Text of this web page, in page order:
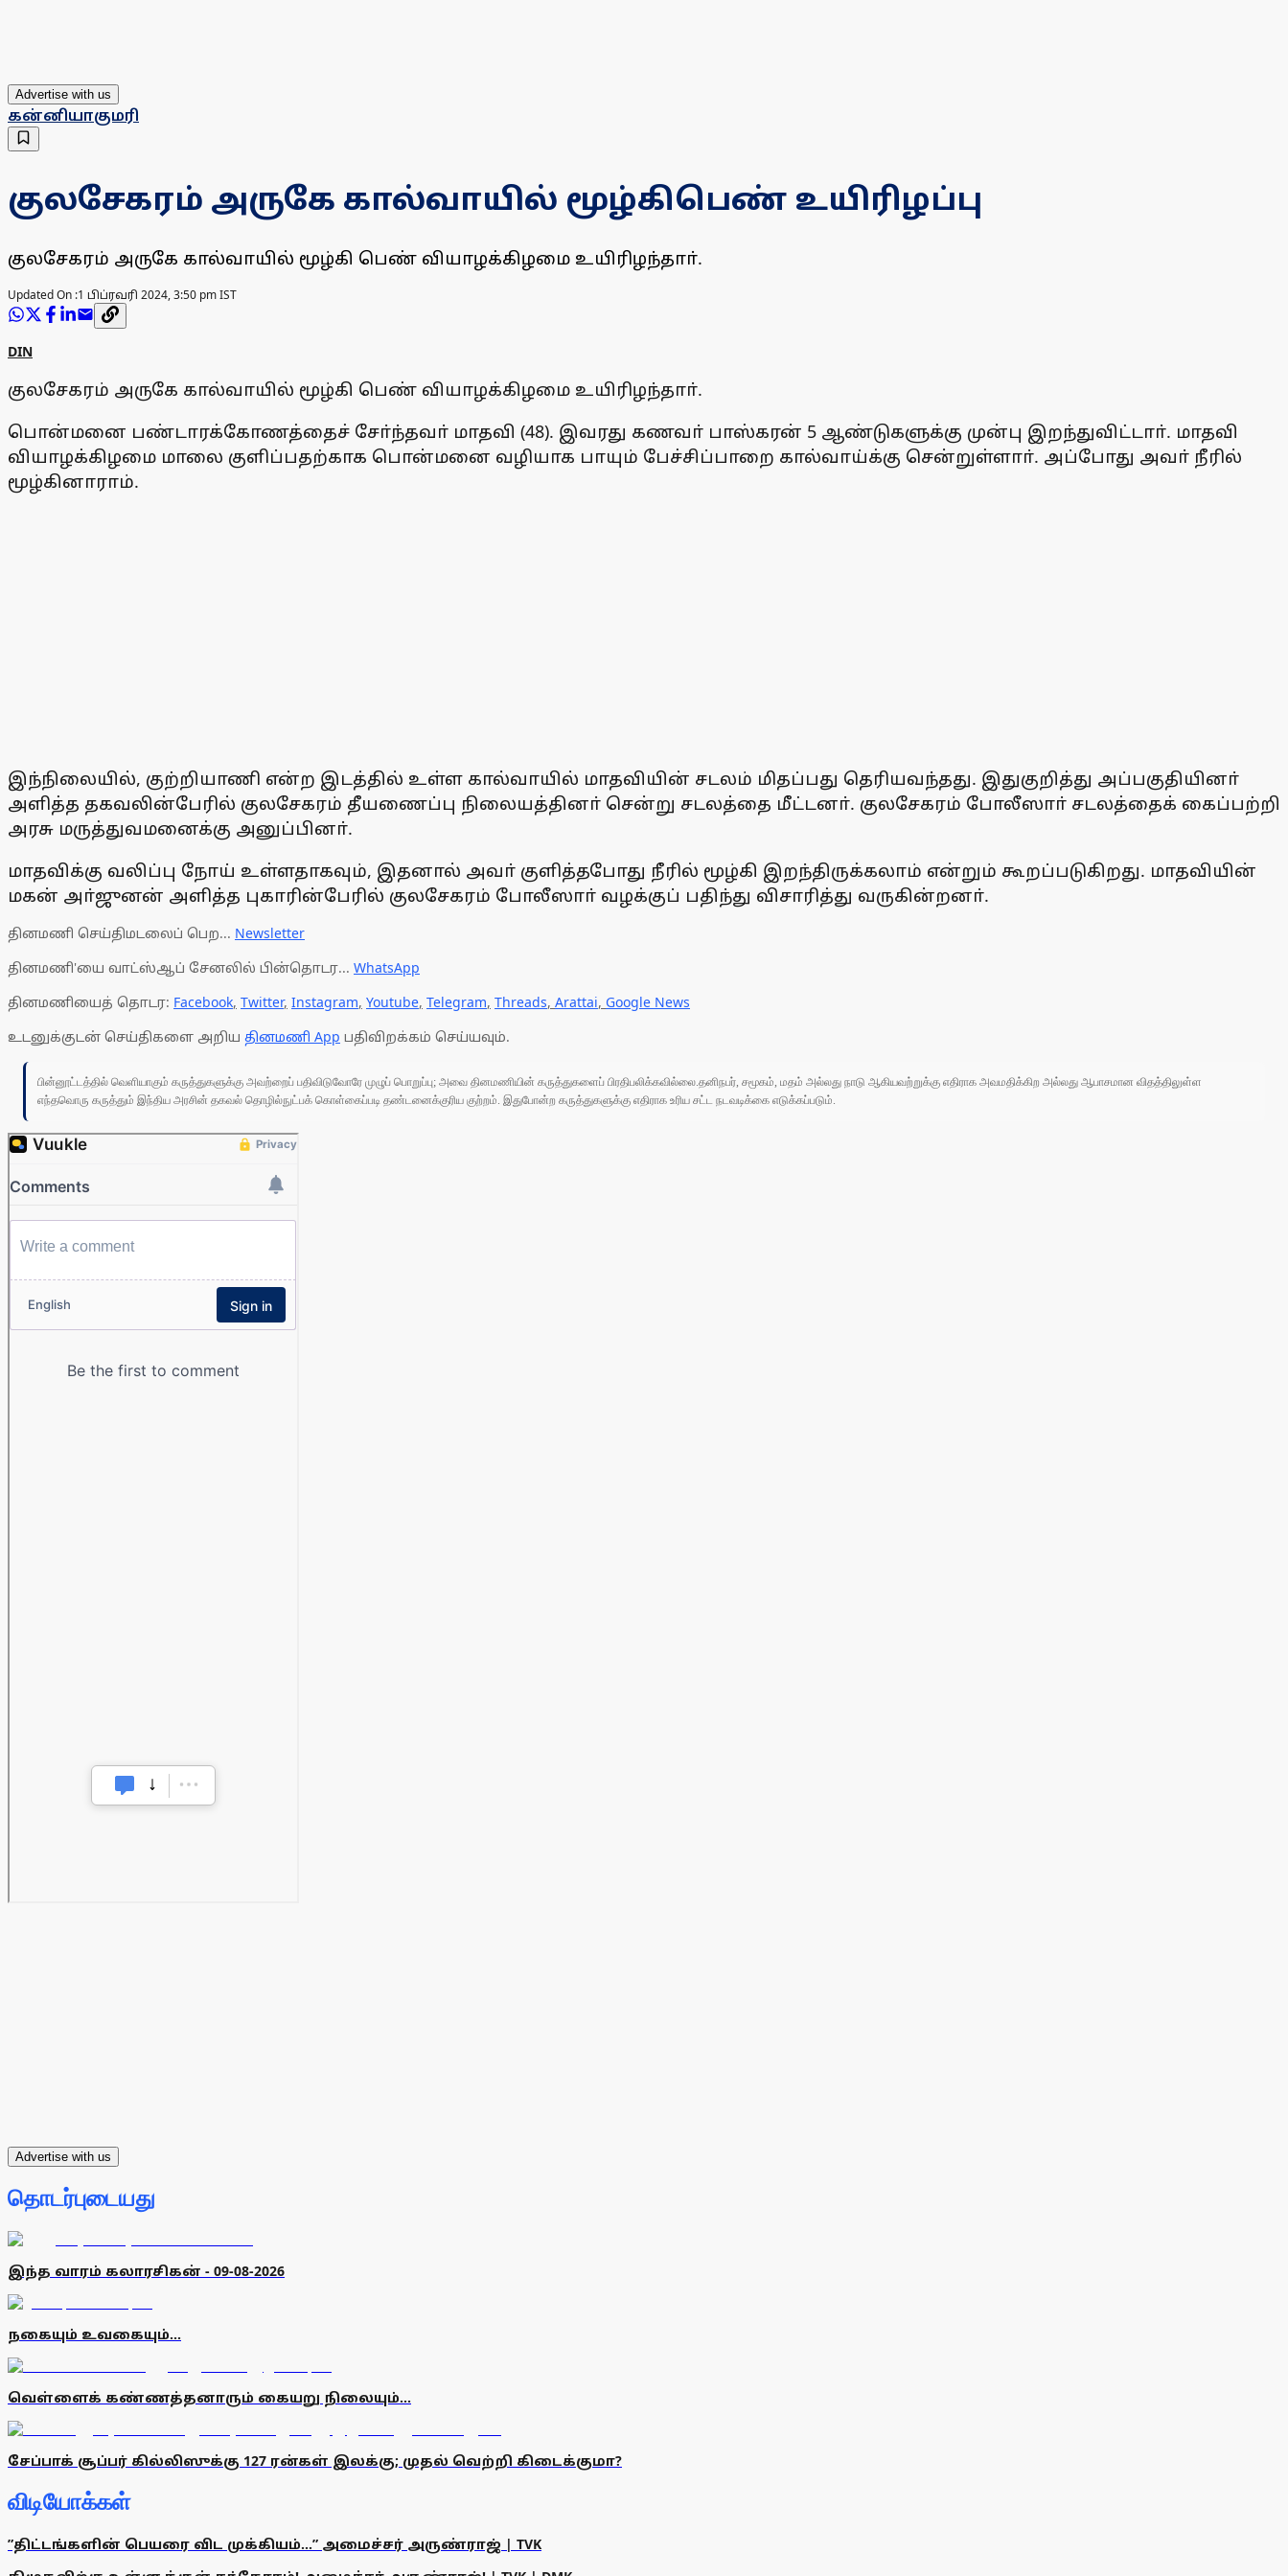
Advertise with us
கன்னியாகுமரி
குலசேகரம் அருகே கால்வாயில் மூழ்கிபெண் உயிரிழப்பு
குலசேகரம் அருகே கால்வாயில் மூழ்கி பெண் வியாழக்கிழமை உயிரிழந்தாா்.
Updated On :1 பிப்ரவரி 2024, 3:50 pm IST
DIN
குலசேகரம் அருகே கால்வாயில் மூழ்கி பெண் வியாழக்கிழமை உயிரிழந்தாா்.
பொன்மனை பண்டாரக்கோணத்தைச் சோ்ந்தவா் மாதவி (48). இவரது கணவா் பாஸ்கரன் 5 ஆண்டுகளுக்கு முன்பு இறந்துவிட்டாா். மாதவி
வியாழக்கிழமை மாலை குளிப்பதற்காக பொன்மனை வழியாக பாயும் பேச்சிப்பாறை கால்வாய்க்கு சென்றுள்ளாா். அப்போது அவா் நீரில்
மூழ்கினாராம்.
இந்நிலையில், குற்றியாணி என்ற இடத்தில் உள்ள கால்வாயில் மாதவியின் சடலம் மிதப்பது தெரியவந்தது. இதுகுறித்து அப்பகுதியினா்
அளித்த தகவலின்பேரில் குலசேகரம் தீயணைப்பு நிலையத்தினா் சென்று சடலத்தை மீட்டனா். குலசேகரம் போலீஸாா் சடலத்தைக் கைப்பற்றி
அரசு மருத்துவமனைக்கு அனுப்பினா்.
மாதவிக்கு வலிப்பு நோய் உள்ளதாகவும், இதனால் அவா் குளித்தபோது நீரில் மூழ்கி இறந்திருக்கலாம் என்றும் கூறப்படுகிறது. மாதவியின்
மகன் அா்ஜுனன் அளித்த புகாரின்பேரில் குலசேகரம் போலீஸாா் வழக்குப் பதிந்து விசாரித்து வருகின்றனா்.
தினமணி செய்திமடலைப் பெற... Newsletter
தினமணி'யை வாட்ஸ்ஆப் சேனலில் பின்தொடர... WhatsApp
தினமணியைத் தொடர: Facebook, Twitter, Instagram, Youtube, Telegram, Threads, Arattai, Google News
உடனுக்குடன் செய்திகளை அறிய தினமணி App பதிவிறக்கம் செய்யவும்.
பின்னூட்டத்தில் வெளியாகும் கருத்துகளுக்கு அவற்றைப் பதிவிடுவோரே முழுப் பொறுப்பு; அவை தினமணியின் கருத்துகளைப் பிரதிபலிக்கவில்லை.தனிநபர், சமூகம், மதம் அல்லது நாடு ஆகியவற்றுக்கு எதிராக அவமதிக்கிற அல்லது ஆபாசமான விதத்திலுள்ள
எந்தவொரு கருத்தும் இந்திய அரசின் தகவல் தொழில்நுட்பக் கொள்கைப்படி தண்டனைக்குரிய குற்றம். இதுபோன்ற கருத்துகளுக்கு எதிராக உரிய சட்ட நடவடிக்கை எடுக்கப்படும்.
Advertise with us
தொடர்புடையது
இந்த வாரம் கலாரசிகன் - 09-08-2026
நகையும் உவகையும்...
வெள்ளைக் கண்ணத்தனாரும் கையறு நிலையும்...
சேப்பாக் சூப்பர் கில்லிஸுக்கு 127 ரன்கள் இலக்கு; முதல் வெற்றி கிடைக்குமா?
விடியோக்கள்
”திட்டங்களின் பெயரை விட முக்கியம்...” அமைச்சர் அருண்ராஜ் | TVK